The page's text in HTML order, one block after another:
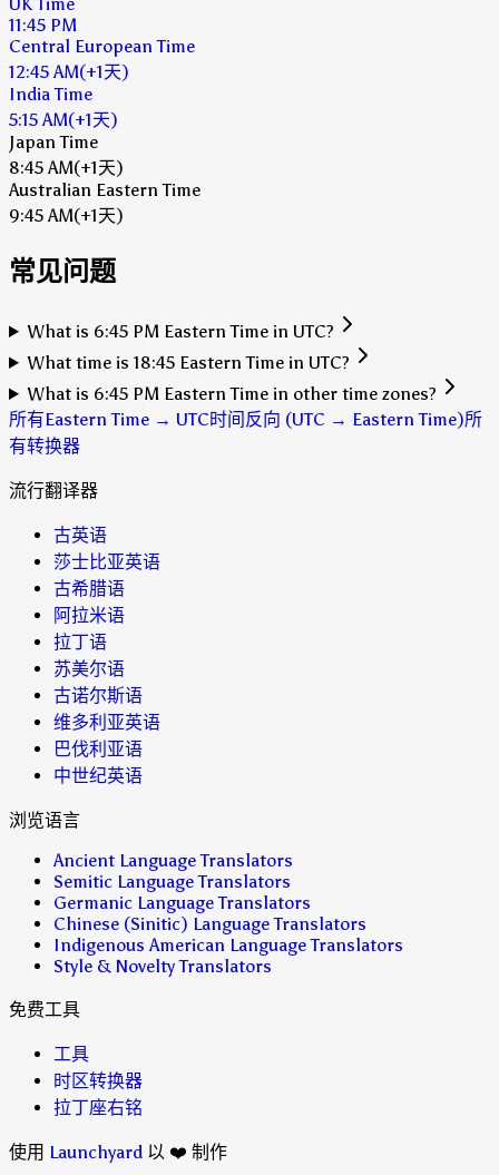
11:45 PM
Central European Time
12:45 AM(+1天)
India Time
5:15 AM(+1天)
Japan Time
8:45 AM(+1天)
Australian Eastern Time
9:45 AM(+1天)
常见问题
What is 6:45 PM Eastern Time in UTC?
What time is 18:45 Eastern Time in UTC?
What is 6:45 PM Eastern Time in other time zones?
所有Eastern Time → UTC时间反向 (UTC → Eastern Time)所
有转换器
流行翻译器
古英语
莎士比亚英语
古希腊语
阿拉米语
拉丁语
苏美尔语
古诺尔斯语
维多利亚英语
巴伐利亚语
中世纪英语
浏览语言
Ancient Language Translators
Semitic Language Translators
Germanic Language Translators
Chinese (Sinitic) Language Translators
Indigenous American Language Translators
Style & Novelty Translators
免费工具
工具
时区转换器
拉丁座右铭
使用 Launchyard 以 ❤️ 制作